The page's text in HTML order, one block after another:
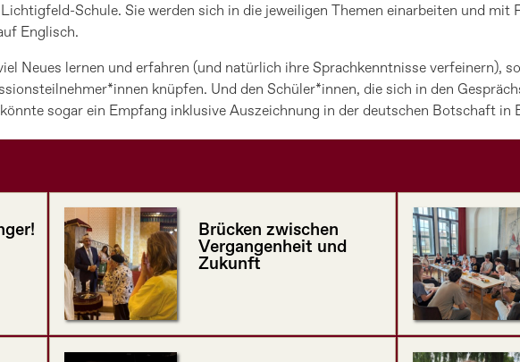
Schule. Sie werden sich in die jeweiligen Themen einarbeiten und mit
Englisch.
Neues lernen und erfahren (und natürlich ihre Sprachkenntnisse verfeinern),
knüpfen. Und den Schüler*innen, die sich in den
sogar ein Empfang inklusive Auszeichnung in der deutschen Botschaft in
Brücken zwischen
Vergangenheit und
Zukunft